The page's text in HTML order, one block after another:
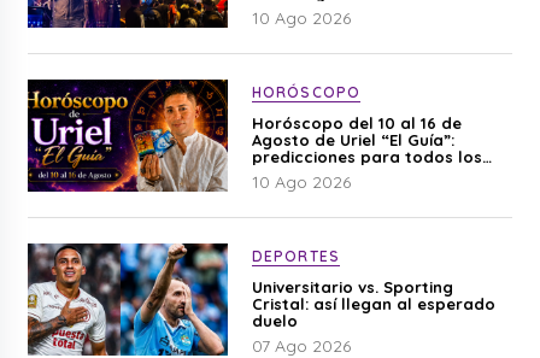
10 Ago 2026
HORÓSCOPO
Horóscopo del 10 al 16 de
Agosto de Uriel “El Guía”:
predicciones para todos los
signos del zodiaco aquí
10 Ago 2026
DEPORTES
Universitario vs. Sporting
Cristal: así llegan al esperado
duelo
07 Ago 2026